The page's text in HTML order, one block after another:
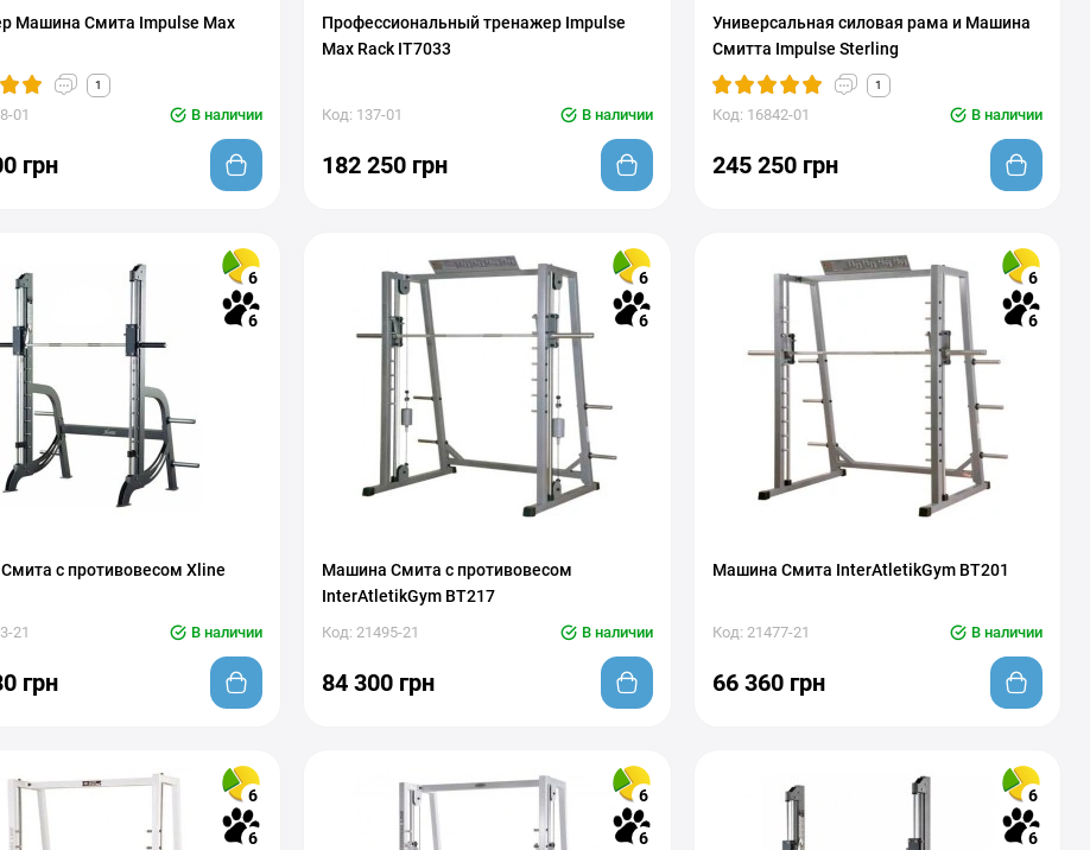
Машина Смита Impulse Max
1
01 В наличии
грн
Профессиональный тренажер Impulse
Max Rack IT7033
Код: 137-01 В наличии
182 250 грн
Универсальная силовая рама и Машина
Смитта Impulse Sterling
1
Код: 16842-01 В наличии
245 250 грн
6
6
с противовесом Xline
21 В наличии
грн
6
6
Машина Смита с противовесом
InterAtletikGym BT217
Код: 21495-21 В наличии
84 300 грн
6
6
Машина Смита InterAtletikGym BT201
Код: 21477-21 В наличии
66 360 грн
6
6
6
6
6
6